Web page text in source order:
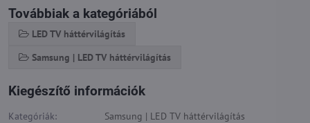
Továbbiak a kategóriából
LED TV háttérvilágítás
Samsung | LED TV háttérvilágítás
Kiegészítő információk
Kategóriák: Samsung | LED TV háttérvilágítás